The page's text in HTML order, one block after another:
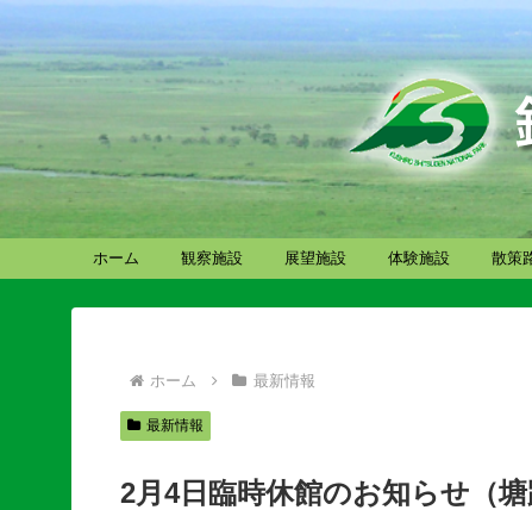
ホーム 観察施設 展望施設 体験施設 散策
ホーム 最新情報
最新情報
2月4日臨時休館のお知らせ（